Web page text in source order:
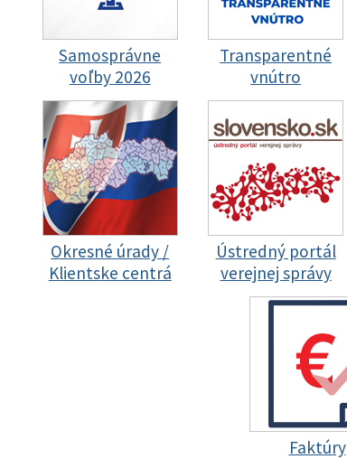
Samosprávne
voľby 2026
Transparentné
vnútro
Okresné úrady /
Klientske centrá
Ústredný portál
verejnej správy
Faktúry